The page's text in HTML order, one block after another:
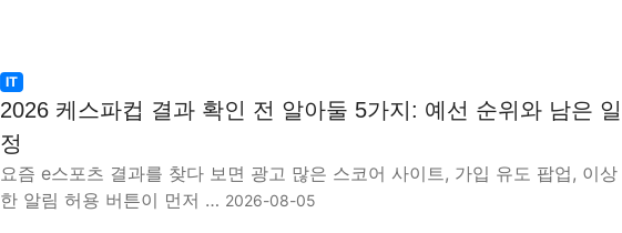
IT
2026 케스파컵 결과 확인 전 알아둘 5가지: 예선 순위와 남은 일
정
요즘 e스포츠 결과를 찾다 보면 광고 많은 스코어 사이트, 가입 유도 팝업, 이상
한 알림 허용 버튼이 먼저 … 2026-08-05